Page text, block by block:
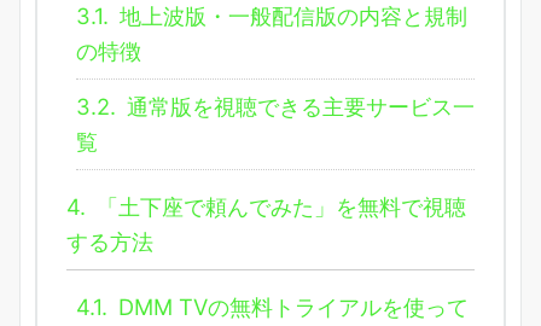
3.1. 地上波版・一般配信版の内容と規制
の特徴
3.2. 通常版を視聴できる主要サービス一
覧
4.
「土下座で頼んでみた」を無料で視聴
する方法
4.1. DMM TVの無料トライアルを使って